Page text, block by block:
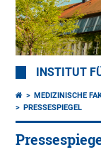
INSTITUT
MEDIZINISCHE
PRESSESPIEGEL